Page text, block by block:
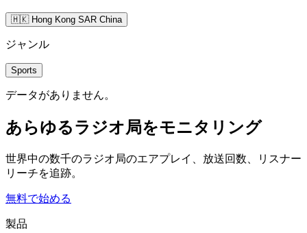
🇭🇰 Hong Kong SAR China
ジャンル
Sports
データがありません。
あらゆるラジオ局をモニタリング
世界中の数千のラジオ局のエアプレイ、放送回数、リスナー
リーチを追跡。
無料で始める
製品